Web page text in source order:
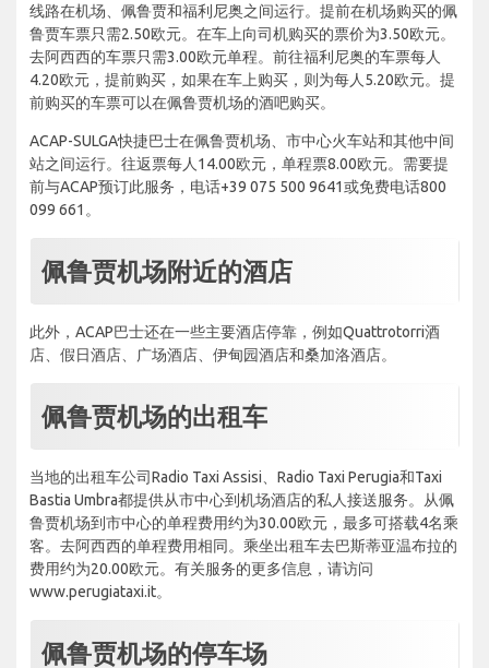
线路在机场、佩鲁贾和福利尼奥之间运行。提前在机场购买的佩
鲁贾车票只需2.50欧元。在车上向司机购买的票价为3.50欧元。
去阿西西的车票只需3.00欧元单程。前往福利尼奥的车票每人
4.20欧元，提前购买，如果在车上购买，则为每人5.20欧元。提
前购买的车票可以在佩鲁贾机场的酒吧购买。
ACAP-SULGA快捷巴士在佩鲁贾机场、市中心火车站和其他中间
站之间运行。往返票每人14.00欧元，单程票8.00欧元。需要提
前与ACAP预订此服务，电话+39 075 500 9641或免费电话800
099 661。
佩鲁贾机场附近的酒店
此外，ACAP巴士还在一些主要酒店停靠，例如Quattrotorri酒
店、假日酒店、广场酒店、伊甸园酒店和桑加洛酒店。
佩鲁贾机场的出租车
当地的出租车公司Radio Taxi Assisi、Radio Taxi Perugia和Taxi
Bastia Umbra都提供从市中心到机场酒店的私人接送服务。从佩
鲁贾机场到市中心的单程费用约为30.00欧元，最多可搭载4名乘
客。去阿西西的单程费用相同。乘坐出租车去巴斯蒂亚温布拉的
费用约为20.00欧元。有关服务的更多信息，请访问
www.perugiataxi.it。
佩鲁贾机场的停车场